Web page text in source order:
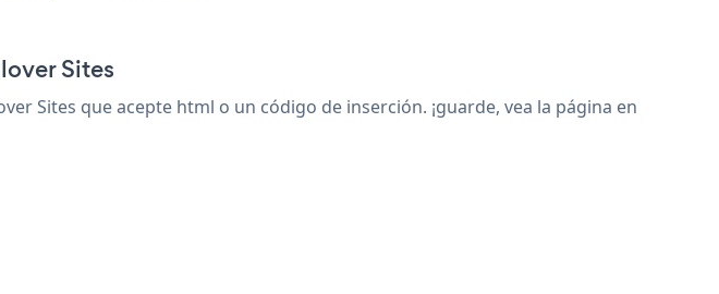
Sites
Sites que acepte html o un código de inserción. ¡guarde, vea la página en